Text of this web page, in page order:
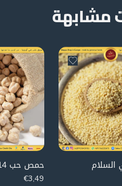
مشابهة
السلام حمص حب 14ملم
€3,49